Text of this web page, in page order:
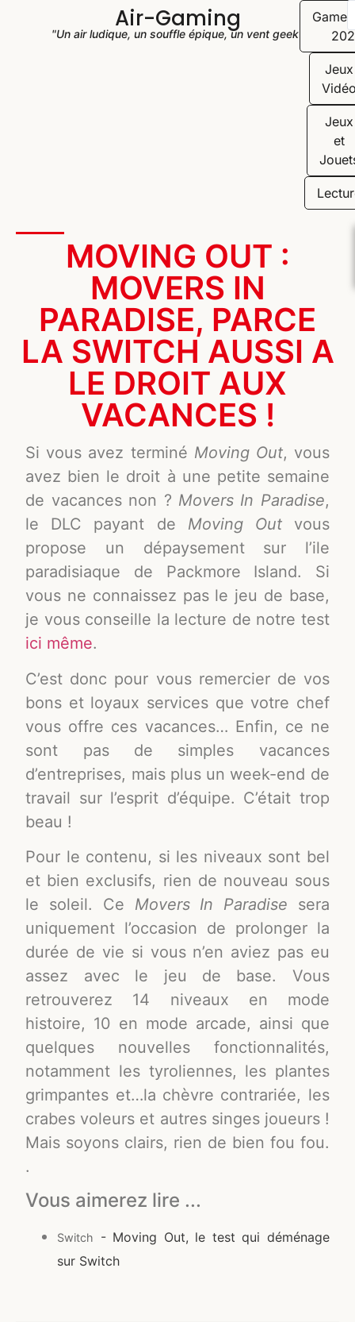
Air-Gaming
"Un air ludique, un souffle épique, un vent geek"
Jeux
Jeux
et
MOVING OUT :
MOVERS IN
PARADISE, PARCE
LA SWITCH AUSSI A
LE DROIT AUX
VACANCES !
Si vous avez terminé Moving Out, vous
avez bien le droit à une petite semaine
de vacances non ? Movers In Paradise,
le DLC payant de Moving Outvous
propose un dépaysement sur l’ile
paradisiaque de Packmore Island. Si
vous ne connaissez pas le jeu de base,
je vous conseille la lecture de notre test
ici même.
C’est donc pour vous remercier de vos
bons et loyaux services que votre chef
vous offre ces vacances… Enfin, ce ne
sont pas de simples vacances
d’entreprises, mais plus un week-end de
travail sur l’esprit d’équipe. C’était trop
beau !
Pour le contenu, si les niveaux sont bel
et bien exclusifs, rien de nouveau sous
le soleil. Ce Movers In Paradise sera
uniquement l’occasion de prolonger la
durée de vie si vous n’en aviez pas eu
assez avec le jeu de base. Vous
retrouverez 14 niveaux en mode
histoire, 10 en mode arcade, ainsi que
quelques nouvelles fonctionnalités,
notamment les tyroliennes, les plantes
grimpantes et…la chèvre contrariée, les
crabes voleurs et autres singes joueurs !
Mais soyons clairs, rien de bien fou fou.
.
Vous aimerez lire ...
Switch
- Moving Out, le test qui déménage
sur Switch